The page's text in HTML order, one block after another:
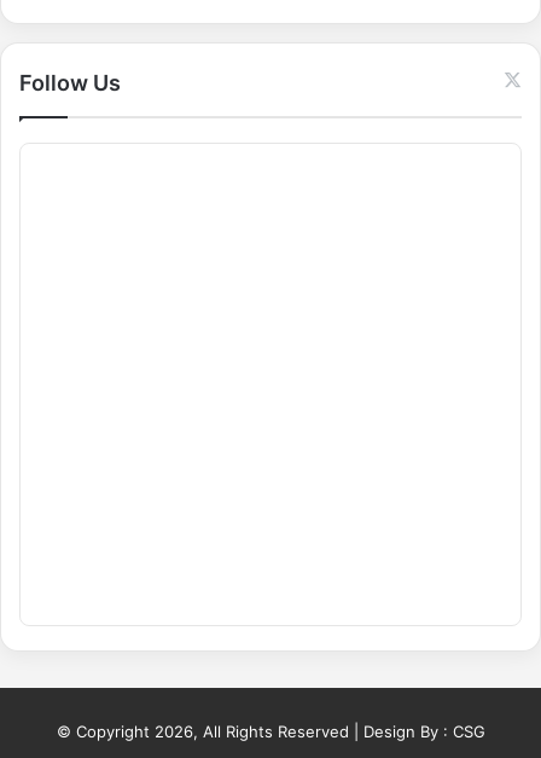
r
:
Follow Us
© Copyright 2026, All Rights Reserved | Design By : CSG